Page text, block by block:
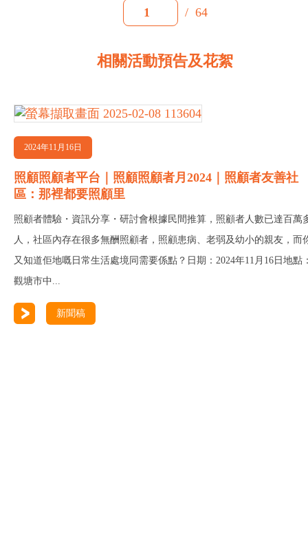
1 / 64
相關活動預告及花絮
2024年11月16日
照顧照顧者平台｜照顧照顧者月2024｜照顧者友善社
區：那裡都要照顧里
照顧者體驗・資訊分享・研討會根據民間推算，照顧者人數已達百萬
人，社區內存在很多無酬照顧者，照顧患病、老弱及幼小的親友，而
又知道佢地嘅日常生活處境同需要係點？日期：2024年11月16日地點
觀塘市中...
新聞稿